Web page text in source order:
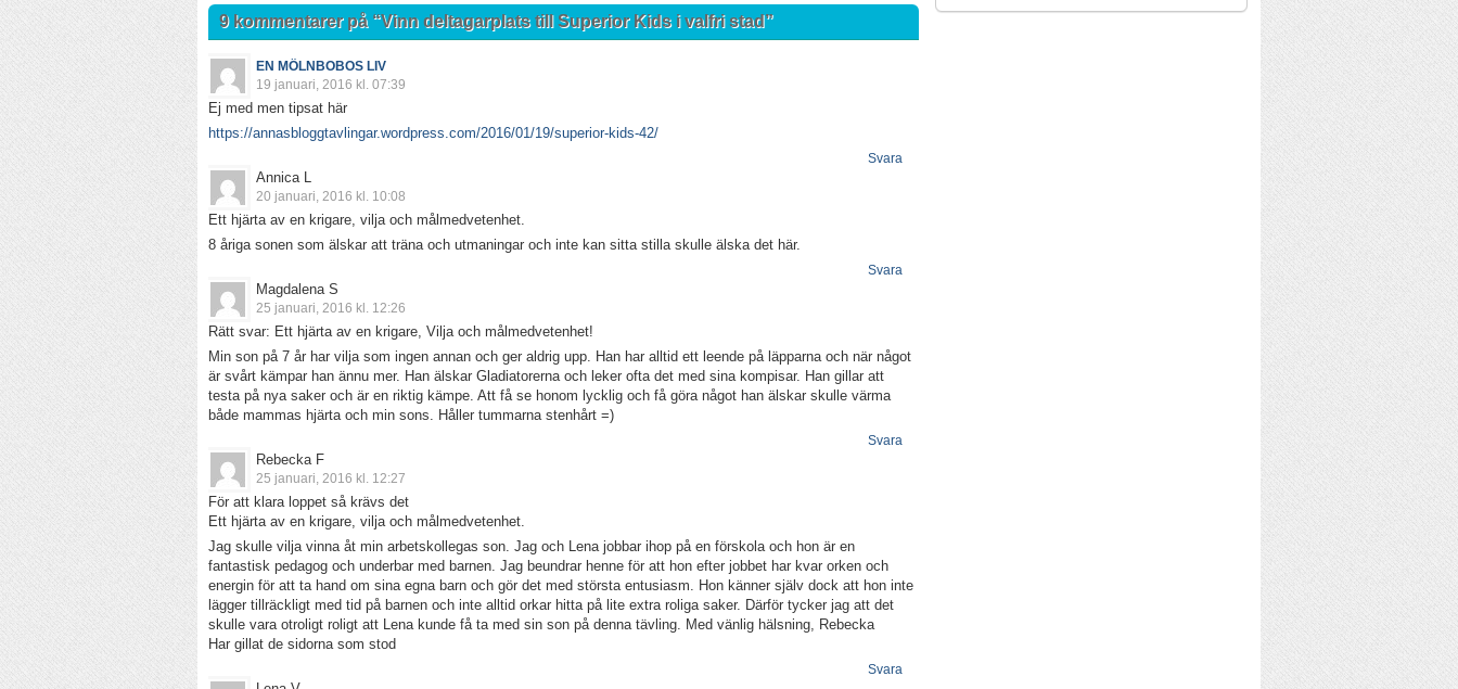
9 kommentarer på “Vinn deltagarplats till Superior Kids i valfri stad”
EN MÖLNBOBOS LIV
19 januari, 2016 kl. 07:39
Ej med men tipsat här
https://annasbloggtavlingar.wordpress.com/2016/01/19/superior-kids-42/
Svara
Annica L
20 januari, 2016 kl. 10:08
Ett hjärta av en krigare, vilja och målmedvetenhet.
8 åriga sonen som älskar att träna och utmaningar och inte kan sitta stilla skulle älska det här.
Svara
Magdalena S
25 januari, 2016 kl. 12:26
Rätt svar: Ett hjärta av en krigare, Vilja och målmedvetenhet!
Min son på 7 år har vilja som ingen annan och ger aldrig upp. Han har alltid ett leende på läpparna och när något
är svårt kämpar han ännu mer. Han älskar Gladiatorerna och leker ofta det med sina kompisar. Han gillar att
testa på nya saker och är en riktig kämpe. Att få se honom lycklig och få göra något han älskar skulle värma
både mammas hjärta och min sons. Håller tummarna stenhårt =)
Svara
Rebecka F
25 januari, 2016 kl. 12:27
För att klara loppet så krävs det
Ett hjärta av en krigare, vilja och målmedvetenhet.
Jag skulle vilja vinna åt min arbetskollegas son. Jag och Lena jobbar ihop på en förskola och hon är en
fantastisk pedagog och underbar med barnen. Jag beundrar henne för att hon efter jobbet har kvar orken och
energin för att ta hand om sina egna barn och gör det med största entusiasm. Hon känner själv dock att hon inte
lägger tillräckligt med tid på barnen och inte alltid orkar hitta på lite extra roliga saker. Därför tycker jag att det
skulle vara otroligt roligt att Lena kunde få ta med sin son på denna tävling. Med vänlig hälsning, Rebecka
Har gillat de sidorna som stod
Svara